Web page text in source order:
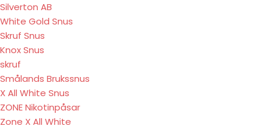
Silverton AB
White Gold Snus
Skruf Snus
Knox Snus
skruf
Smålands Brukssnus
X All White Snus
ZONE Nikotinpåsar
Zone X All White